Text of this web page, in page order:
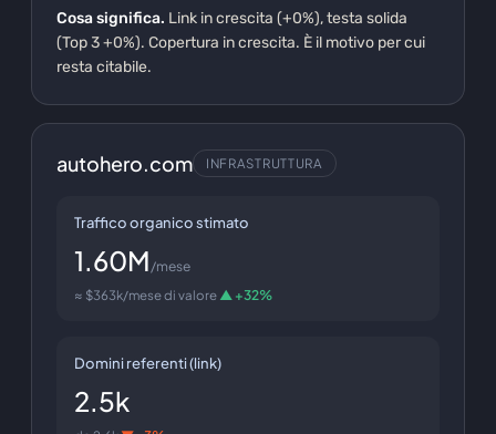
Cosa significa. Link in crescita (+0%), testa solida
(Top 3 +0%). Copertura in crescita. È il motivo per cui
resta citabile.
autohero.com INFRASTRUTTURA
Traffico organico stimato
1.60M /mese
≈ $363k/mese di valore ▲ +32%
Domini referenti (link)
2.5k